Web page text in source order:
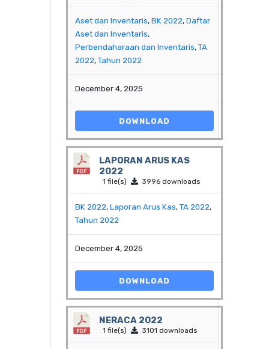
Aset dan Inventaris, BK 2022, Daftar
Aset dan Inventaris,
Perbendaharaan dan Inventaris, TA
2022, Tahun 2022
December 4, 2025
DOWNLOAD
LAPORAN ARUS KAS
2022
1 file(s) 3996 downloads
BK 2022, Laporan Arus Kas, TA 2022,
Tahun 2022
December 4, 2025
DOWNLOAD
NERACA 2022
1 file(s) 3101 downloads